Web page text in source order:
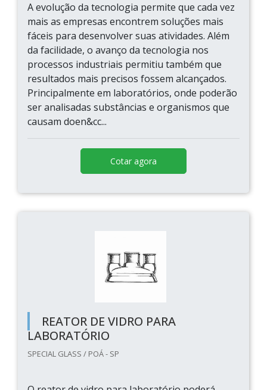
A evolução da tecnologia permite que cada vez
mais as empresas encontrem soluções mais
fáceis para desenvolver suas atividades. Além
da facilidade, o avanço da tecnologia nos
processos industriais permitiu também que
resultados mais precisos fossem alcançados.
Principalmente em laboratórios, onde poderão
ser analisadas substâncias e organismos que
causam doen&cc...
Cotar agora
REATOR DE VIDRO PARA
LABORATÓRIO
SPECIAL GLASS / POÁ - SP